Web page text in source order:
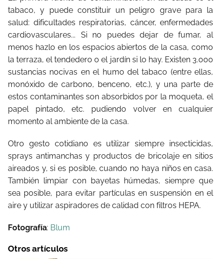
tabaco, y puede constituir un peligro grave para la
salud: dificultades respiratorias, cáncer, enfermedades
cardiovasculares... Si no puedes dejar de fumar, al
menos hazlo en los espacios abiertos de la casa, como
la terraza, el tendedero o el jardín si lo hay. Existen 3.000
sustancias nocivas en el humo del tabaco (entre ellas,
monóxido de carbono, benceno, etc.), y una parte de
estos contaminantes son absorbidos por la moqueta, el
papel pintado, etc. pudiendo volver en cualquier
momento al ambiente de la casa.
Otro gesto cotidiano es utilizar siempre insecticidas,
sprays antimanchas y productos de bricolaje en sitios
aireados y, si es posible, cuando no haya niños en casa.
También limpiar con bayetas húmedas, siempre que
sea posible, para evitar partículas en suspensión en el
aire y utilizar aspiradores de calidad con filtros HEPA.
Fotografía: Blum
Otros artículos